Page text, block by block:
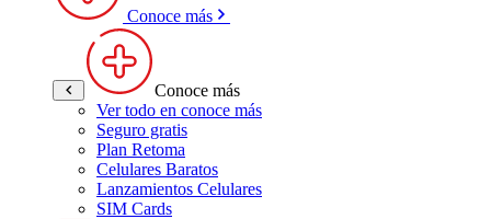
Conoce más
Conoce más
Ver todo en conoce más
Seguro gratis
Plan Retoma
Celulares Baratos
Lanzamientos Celulares
SIM Cards